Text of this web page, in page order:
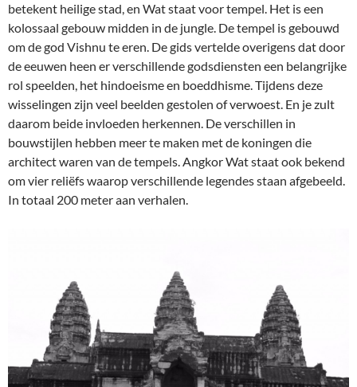
betekent heilige stad, en Wat staat voor tempel. Het is een
kolossaal gebouw midden in de jungle. De tempel is gebouwd
om de god Vishnu te eren. De gids vertelde overigens dat door
de eeuwen heen er verschillende godsdiensten een belangrijke
rol speelden, het hindoeisme en boeddhisme. Tijdens deze
wisselingen zijn veel beelden gestolen of verwoest. En je zult
daarom beide invloeden herkennen. De verschillen in
bouwstijlen hebben meer te maken met de koningen die
architect waren van de tempels. Angkor Wat staat ook bekend
om vier reliëfs waarop verschillende legendes staan afgebeeld.
In totaal 200 meter aan verhalen.